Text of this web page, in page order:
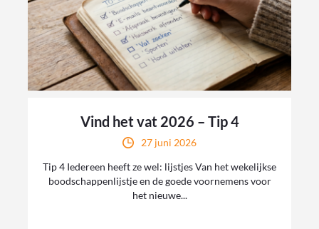
Vind het vat 2026 – Tip 4
27 juni 2026
Tip 4 Iedereen heeft ze wel: lijstjes Van het wekelijkse
boodschappenlijstje en de goede voornemens voor
het nieuwe...